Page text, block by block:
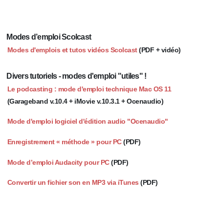
Modes d’emploi Scolcast
Modes d'emplois et tutos vidéos Scolcast(PDF + vidéo)
Divers tutoriels - modes d'emploi "utiles" !
Le podcasting : mode d'emploi technique Mac OS 11
(Garageband v.10.4 + iMovie v.10.3.1 + Ocenaudio)
Mode d'emploi logiciel d'édition audio "Ocenaudio"
Enregistrement « méthode » pour PC(PDF)
Mode d’emploi Audacity pour PC(PDF)
Convertir un fichier son en MP3 via iTunes (PDF)